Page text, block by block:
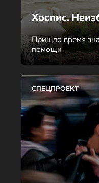
Хоспис.
Пришло время
помощи
СПЕЦПРОЕКТ